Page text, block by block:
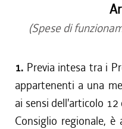
(Spese di
1. Previa intesa tra i
appartenenti a una
ai sensi dell'articolo
Consiglio regionale,